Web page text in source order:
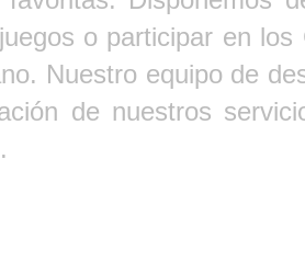
o participar en
Nuestro equipo de
de nuestros